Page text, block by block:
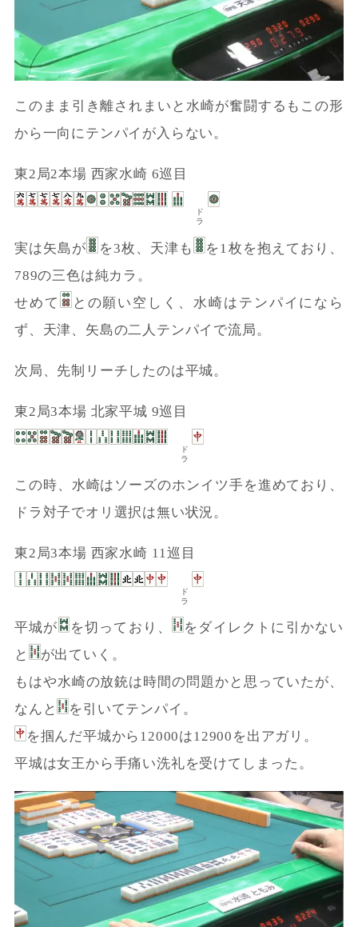
このまま引き離されまいと水崎が奮闘するもこの形
から一向にテンパイが入らない。
東2局2本場 西家水崎 6巡目
ドラ
実は矢島が を3枚、天津も
を1枚を抱えており、
789の三色は純カラ。
せめて
との願い空しく、水崎はテンパイになら
ず、天津、矢島の二人テンパイで流局。
次局、先制リーチしたのは平城。
東2局3本場 北家平城 9巡目
ドラ
この時、水崎はソーズのホンイツ手を進めており、
ドラ対子でオリ選択は無い状況。
東2局3本場 西家水崎 11巡目
ドラ
平城が を切っており、
をダイレクトに引かない
と
が出ていく。
もはや水崎の放銃は時間の問題かと思っていたが、
なんと
を引いてテンパイ。
を掴んだ平城から12000は12900を出アガリ。
平城は女王から手痛い洗礼を受けてしまった。